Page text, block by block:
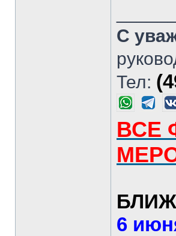
С
Тел:
ВСЕ
6